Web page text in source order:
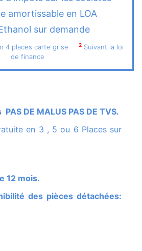
amortissable en LOA
sur demande
4 places carte grise 2 Suivant la loi
de finance
PAS DE MALUS PAS DE TVS.
12 mois.